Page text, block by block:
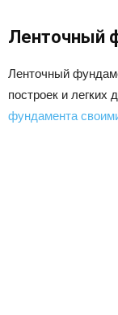
Ленточный
Ленточный
построек и легких
фундамента